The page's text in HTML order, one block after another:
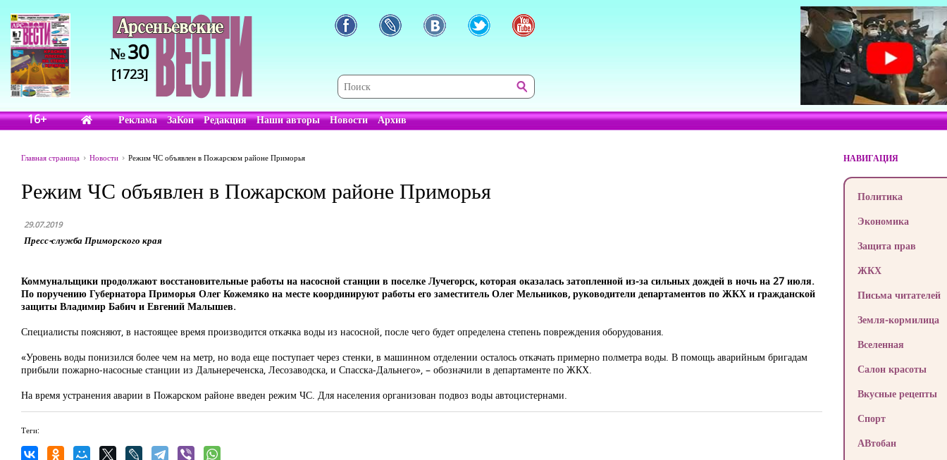
№30
[1723]
16+ Реклама ЗаКон Редакция Наши авторы Новости Архив
Главная страница Новости Режим ЧС объявлен в Пожарском районе Приморья
Режим ЧС объявлен в Пожарском районе Приморья
29.07.2019
Пресс-служба Приморского края
Коммунальщики продолжают восстановительные работы на насосной станции в поселке Лучегорск, которая оказалась затопленной из-за сильных дождей в ночь на 27 июля.
По поручению Губернатора Приморья Олег Кожемяко на месте координируют работы его заместитель Олег Мельников, руководители департаментов по ЖКХ и гражданской
защиты Владимир Бабич и Евгений Малышев.
Специалисты поясняют, в настоящее время производится откачка воды из насосной, после чего будет определена степень повреждения оборудования.
«Уровень воды понизился более чем на метр, но вода еще поступает через стенки, в машинном отделении осталось откачать примерно полметра воды. В помощь аварийным бригадам
прибыли пожарно-насосные станции из Дальнереченска, Лесозаводска, и Спасска-Дальнего», – обозначили в департаменте по ЖКХ.
На время устранения аварии в Пожарском районе введен режим ЧС. Для населения организован подвоз воды автоцистернами.
Теги:
НАВИГАЦИЯ
Политика
Экономика
Защита прав
ЖКХ
Письма читателей
Земля-кормилица
Вселенная
Салон красоты
Вкусные рецепты
Спорт
АВтобан